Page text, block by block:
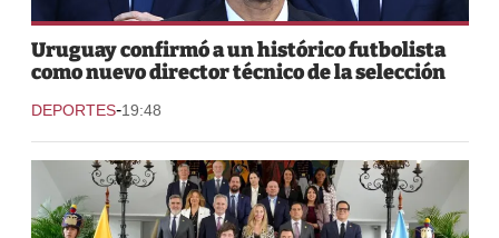
Uruguay confirmó a un histórico futbolista
como nuevo director técnico de la selección
DEPORTES-19:48